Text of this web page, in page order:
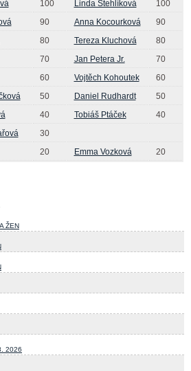
100 Linda Stehlíková
100
90 Anna Kocourková
90
80 Tereza Kluchová
80
70 Jan Petera Jr.
70
60 Vojtěch Kohoutek
60
50 Daniel Rudhardt
50
40 Tobiáš Ptáček
40
30
20 Emma Vozková 20
ŽEN
2026